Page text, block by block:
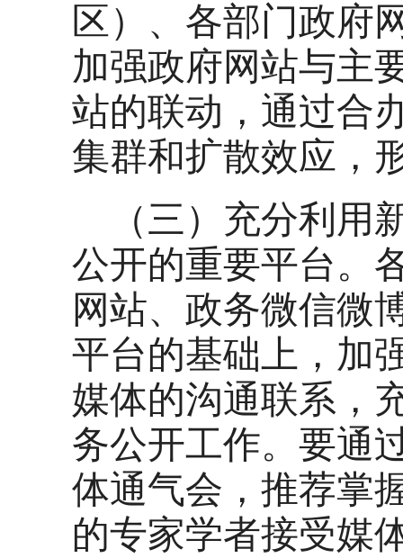
区）、各部门政府
加强政府网站与主
站的联动，通过合
集群和扩散效应，
（三）充分利用
公开的重要平台。
网站、政务微信微
平台的基础上，加
媒体的沟通联系，
务公开工作。要通
体通气会，推荐掌
的专家学者接受媒